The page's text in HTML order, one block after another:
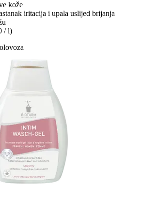
kože
iritacija i upala uslijed brijanja
/ l)